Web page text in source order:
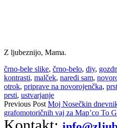
Z ljubeznijo, Mama.
črno-bele slike, črno-belo, diy,
kontrasti, malček, naredi sam,
otrok, priprave na novorojenčka,
prsti, ustvarjanje
Previous Post Moj Nosečkin
grafomotoričnih vaj za Map’co To